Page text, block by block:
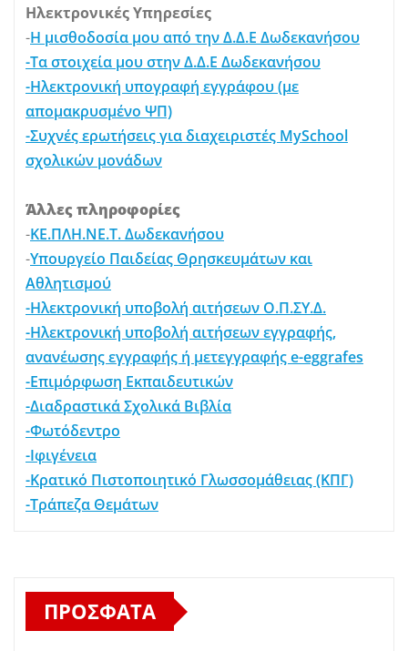
Ηλεκτρονικές Υπηρεσίες
-Η μισθοδοσία μου από την Δ.Δ.Ε Δωδεκανήσου
-Τα στοιχεία μου στην Δ.Δ.Ε Δωδεκανήσου
-Ηλεκτρονική υπογραφή εγγράφου (με
απομακρυσμένο ΨΠ)
-Συχνές ερωτήσεις για διαχειριστές MySchool
σχολικών μονάδων
Άλλες πληροφορίες
-ΚΕ.ΠΛΗ.ΝΕ.Τ. Δωδεκανήσου
-Υπουργείο Παιδείας Θρησκευμάτων και
Αθλητισμού
-Ηλεκτρονική υποβολή αιτήσεων Ο.Π.ΣΥ.Δ.
-Ηλεκτρονική υποβολή αιτήσεων εγγραφής,
ανανέωσης εγγραφής ή μετεγγραφής e-eggrafes
-Επιμόρφωση Εκπαιδευτικών
-Διαδραστικά Σχολικά Βιβλία
-Φωτόδεντρο
-Ιφιγένεια
-Κρατικό Πιστοποιητικό Γλωσσομάθειας (ΚΠΓ)
-Τράπεζα Θεμάτων
ΠΡΌΣΦΑΤΑ